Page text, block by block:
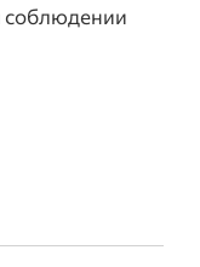
соблюдении